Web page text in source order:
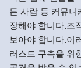
든 사람 등 커뮤
장해야 합니다.조
보아야 합니다.이
러스트 구축을 위